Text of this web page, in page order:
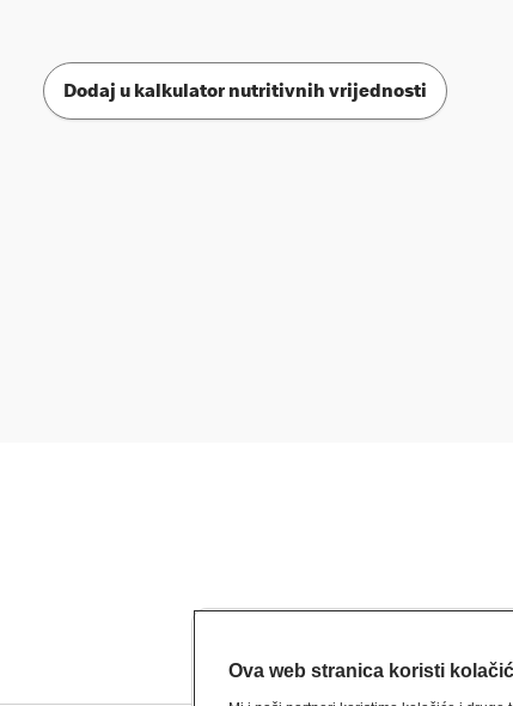
Dodaj u kalkulator nutritivnih vrijednosti
Ova web stranica koristi